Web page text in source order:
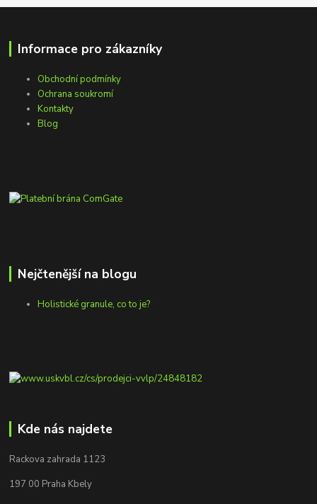
Informace pro zákazníky
Obchodní podmínky
Ochrana soukromí
Kontakty
Blog
Nejčtenější na blogu
Holistické granule, co to je?
Kde nás najdete
Rackova zahrada 1123
197 00 Praha Kbely